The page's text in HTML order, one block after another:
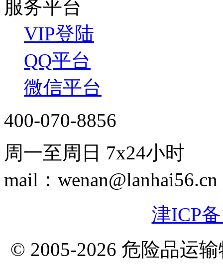
服务平台
VIP登陆
QQ平台
微信平台
400-070-8856
周一至周日 7x24小时
mail：wenan@lanhai56.cn
津ICP
© 2005-2026 危险品运